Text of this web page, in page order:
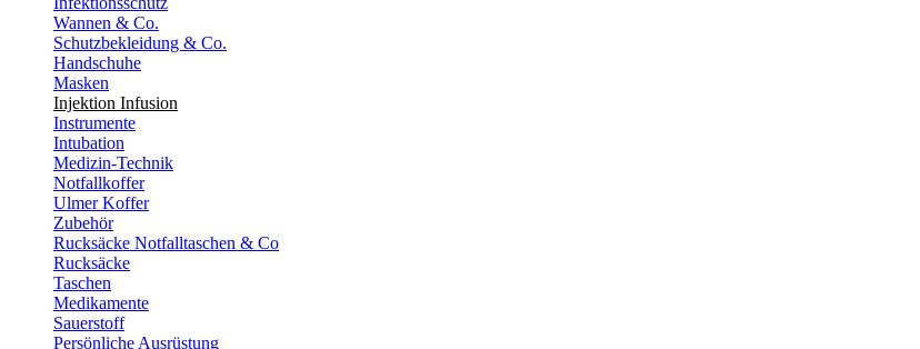
Wannen & Co.
Schutzbekleidung & Co.
Handschuhe
Masken
Injektion Infusion
Instrumente
Intubation
Medizin-Technik
Notfallkoffer
Ulmer Koffer
Zubehör
Rucksäcke Notfalltaschen & Co
Rucksäcke
Taschen
Medikamente
Sauerstoff
Persönliche Ausrüstung